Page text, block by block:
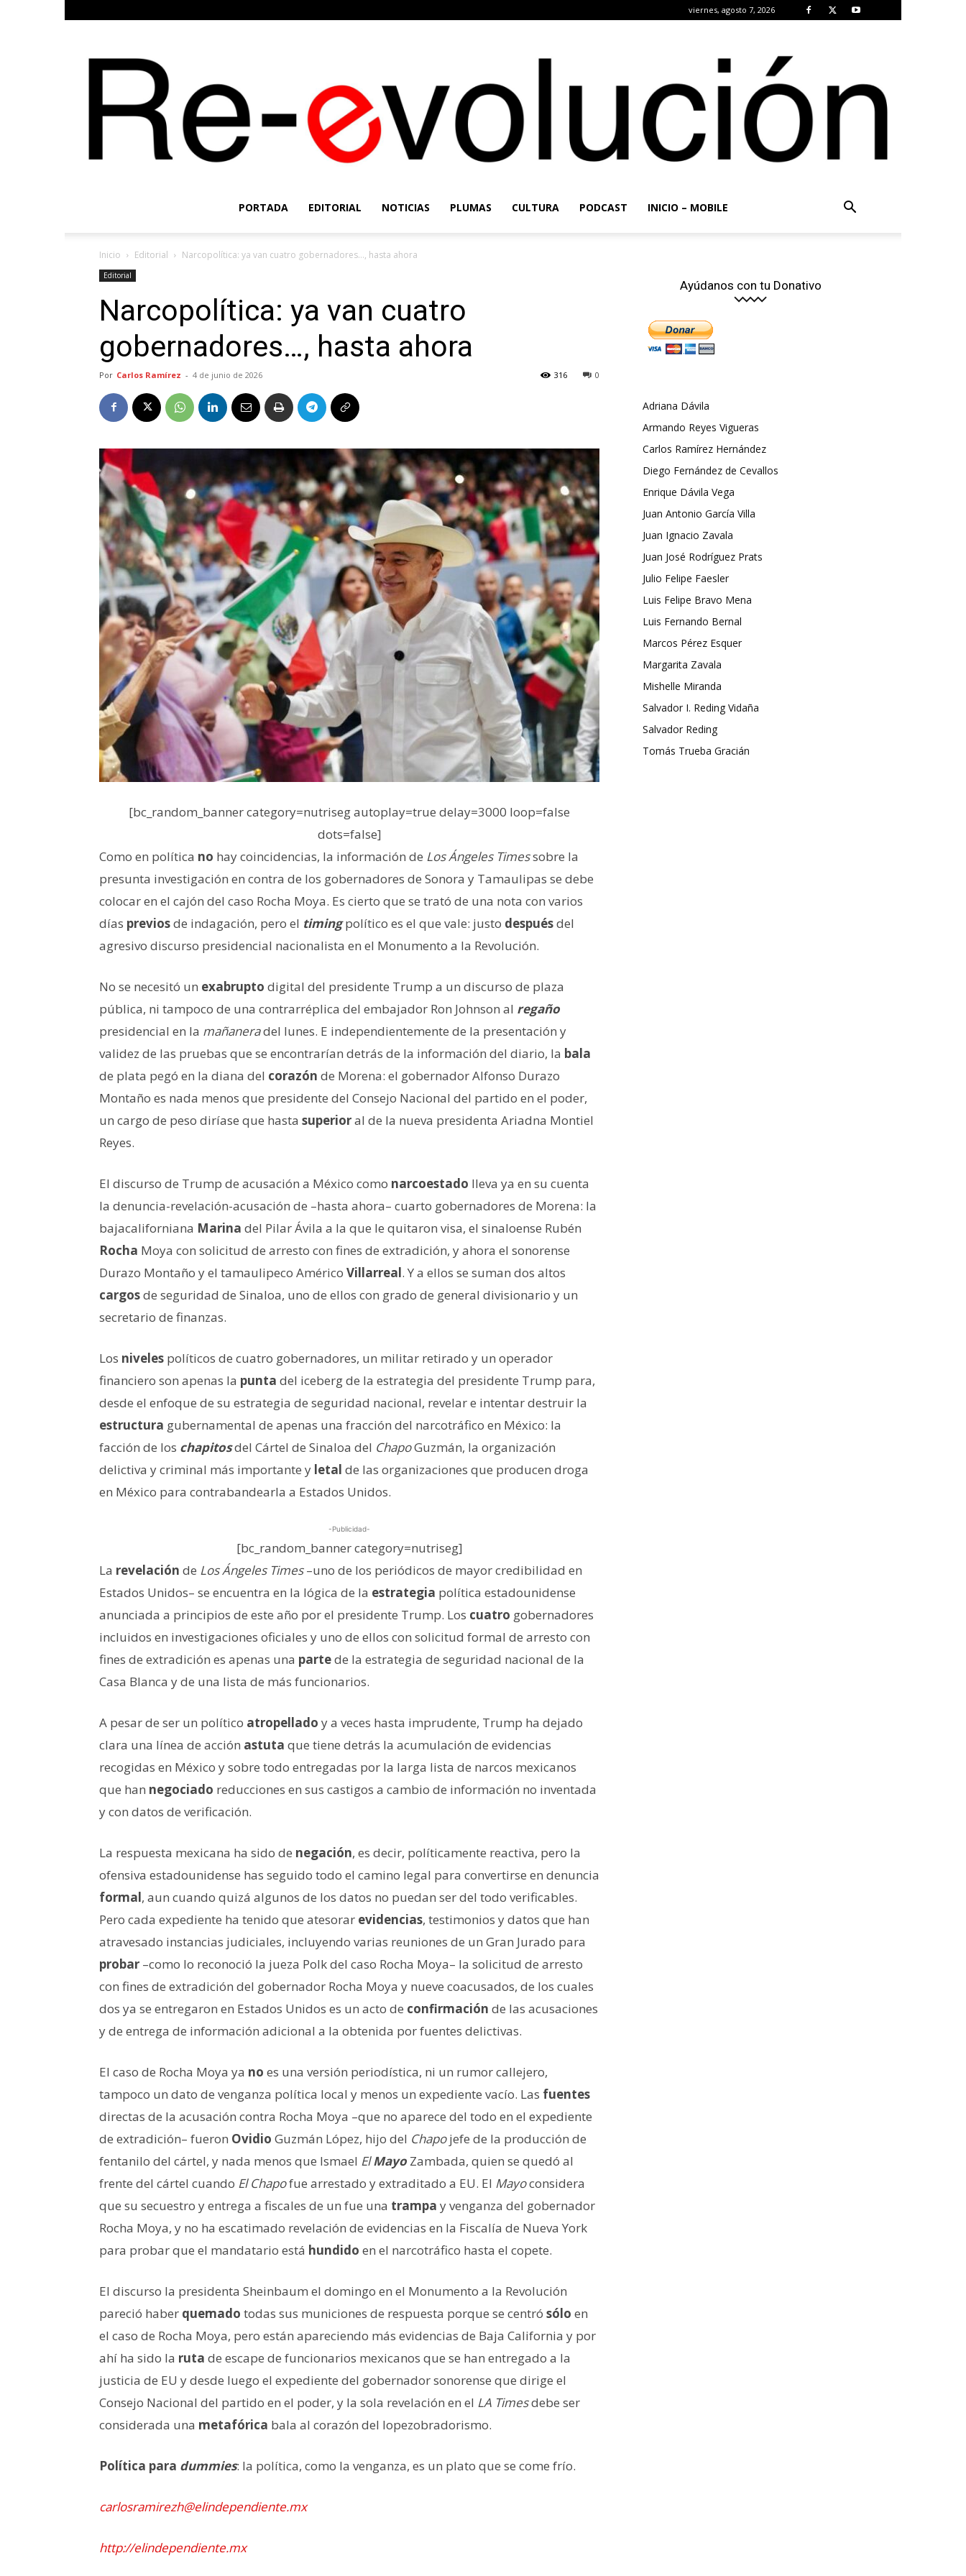
viernes, agosto 7, 2026
PORTADA EDITORIAL NOTICIAS PLUMAS CULTURA PODCAST INICIO – MOBILE
Inicio Editorial Narcopolítica: ya van cuatro gobernadores…, hasta ahora
Editorial
Narcopolítica: ya van cuatro
gobernadores…, hasta ahora
Por Carlos Ramírez - 4 de junio de 2026 0
316
[bc_random_banner category=nutriseg autoplay=true delay=3000 loop=false
dots=false]
Como en política no hay coincidencias, la información de Los Ángeles Timessobre la
presunta investigación en contra de los gobernadores de Sonora y Tamaulipas se debe
colocar en el cajón del caso Rocha Moya. Es cierto que se trató de una nota con varios
días previosde indagación, pero el timingpolítico es el que vale: justo despuésdel
agresivo discurso presidencial nacionalista en el Monumento a la Revolución.
No se necesitó un exabrupto digital del presidente Trump a un discurso de plaza
pública, ni tampoco de una contrarréplica del embajador Ron Johnson al regaño
presidencial en la mañaneradel lunes. E independientemente de la presentación y
validez de las pruebas que se encontrarían detrás de la información del diario, la bala
de plata pegó en la diana del corazón de Morena: el gobernador Alfonso Durazo
Montaño es nada menos que presidente del Consejo Nacional del partido en el poder,
un cargo de peso diríase que hasta superioral de la nueva presidenta Ariadna Montiel
Reyes.
El discurso de Trump de acusación a México como narcoestado lleva ya en su cuenta
la denuncia-revelación-acusación de –hasta ahora– cuarto gobernadores de Morena: la
bajacaliforniana Marina del Pilar Ávila a la que le quitaron visa, el sinaloense Rubén
Rocha Moya con solicitud de arresto con fines de extradición, y ahora el sonorense
Durazo Montaño y el tamaulipeco Américo Villarreal. Y a ellos se suman dos altos
cargosde seguridad de Sinaloa, uno de ellos con grado de general divisionario y un
secretario de finanzas.
Los niveles políticos de cuatro gobernadores, un militar retirado y un operador
financiero son apenas la punta del iceberg de la estrategia del presidente Trump para,
desde el enfoque de su estrategia de seguridad nacional, revelar e intentar destruir la
estructura gubernamental de apenas una fracción del narcotráfico en México: la
facción de los chapitosdel Cártel de Sinaloa del ChapoGuzmán, la organización
delictiva y criminal más importante y letal de las organizaciones que producen droga
en México para contrabandearla a Estados Unidos.
-Publicidad-
[bc_random_banner category=nutriseg]
La revelación de Los Ángeles Times–uno de los periódicos de mayor credibilidad en
Estados Unidos– se encuentra en la lógica de la estrategia política estadounidense
anunciada a principios de este año por el presidente Trump. Los cuatro gobernadores
incluidos en investigaciones oficiales y uno de ellos con solicitud formal de arresto con
fines de extradición es apenas una partede la estrategia de seguridad nacional de la
Casa Blanca y de una lista de más funcionarios.
A pesar de ser un político atropellado y a veces hasta imprudente, Trump ha dejado
clara una línea de acción astuta que tiene detrás la acumulación de evidencias
recogidas en México y sobre todo entregadas por la larga lista de narcos mexicanos
que han negociado reducciones en sus castigos a cambio de información no inventada
y con datos de verificación.
La respuesta mexicana ha sido de negación, es decir, políticamente reactiva, pero la
ofensiva estadounidense has seguido todo el camino legal para convertirse en denuncia
formal, aun cuando quizá algunos de los datos no puedan ser del todo verificables.
Pero cada expediente ha tenido que atesorar evidencias, testimonios y datos que han
atravesado instancias judiciales, incluyendo varias reuniones de un Gran Jurado para
probar –como lo reconoció la jueza Polk del caso Rocha Moya– la solicitud de arresto
con fines de extradición del gobernador Rocha Moya y nueve coacusados, de los cuales
dos ya se entregaron en Estados Unidos es un acto de confirmación de las acusaciones
y de entrega de información adicional a la obtenida por fuentes delictivas.
El caso de Rocha Moya ya no es una versión periodística, ni un rumor callejero,
tampoco un dato de venganza política local y menos un expediente vacío. Las fuentes
directas de la acusación contra Rocha Moya –que no aparece del todo en el expediente
de extradición– fueron Ovidio Guzmán López, hijo del Chapojefe de la producción de
fentanilo del cártel, y nada menos que Ismael ElMayo Zambada, quien se quedó al
frente del cártel cuando El Chapofue arrestado y extraditado a EU. El Mayoconsidera
que su secuestro y entrega a fiscales de un fue una trampa y venganza del gobernador
Rocha Moya, y no ha escatimado revelación de evidencias en la Fiscalía de Nueva York
para probar que el mandatario está hundido en el narcotráfico hasta el copete.
El discurso la presidenta Sheinbaum el domingo en el Monumento a la Revolución
pareció haber quemado todas sus municiones de respuesta porque se centró sólo en
el caso de Rocha Moya, pero están apareciendo más evidencias de Baja California y por
ahí ha sido la ruta de escape de funcionarios mexicanos que se han entregado a la
justicia de EU y desde luego el expediente del gobernador sonorense que dirige el
Consejo Nacional del partido en el poder, y la sola revelación en el LA Timesdebe ser
considerada una metafórica bala al corazón del lopezobradorismo.
Política para dummies: la política, como la venganza, es un plato que se come frío.
carlosramirezh@elindependiente.mx
http://elindependiente.mx
Ayúdanos con tu Donativo
Adriana Dávila
Armando Reyes Vigueras
Carlos Ramírez Hernández
Diego Fernández de Cevallos
Enrique Dávila Vega
Juan Antonio García Villa
Juan Ignacio Zavala
Juan José Rodríguez Prats
Julio Felipe Faesler
Luis Felipe Bravo Mena
Luis Fernando Bernal
Marcos Pérez Esquer
Margarita Zavala
Mishelle Miranda
Salvador I. Reding Vidaña
Salvador Reding
Tomás Trueba Gracián